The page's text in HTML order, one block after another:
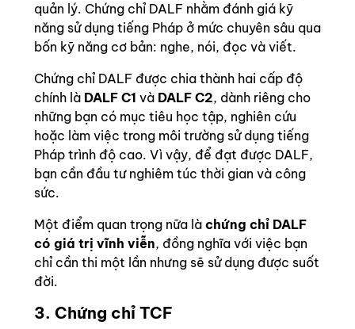
quản lý. Chứng chỉ DALF nhằm đánh giá kỹ
năng sử dụng tiếng Pháp ở mức chuyên sâu qua
bốn kỹ năng cơ bản: nghe, nói, đọc và viết.
Chứng chỉ DALF được chia thành hai cấp độ
chính là DALF C1 và DALF C2, dành riêng cho
những bạn có mục tiêu học tập, nghiên cứu
hoặc làm việc trong môi trường sử dụng tiếng
Pháp trình độ cao. Vì vậy, để đạt được DALF,
bạn cần đầu tư nghiêm túc thời gian và công
sức.
Một điểm quan trọng nữa là chứng chỉ DALF
có giá trị vĩnh viễn, đồng nghĩa với việc bạn
chỉ cần thi một lần nhưng sẽ sử dụng được suốt
đời.
3. Chứng chỉ TCF